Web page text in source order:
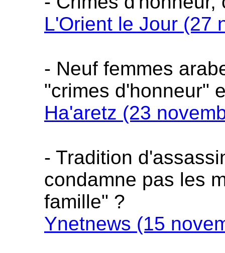
L'Orient le Jour (27
- Neuf femmes
"crimes d'honneur"
Ha'aretz (23
- Tradition
condamne pas les
famille" ?
Ynetnews (15